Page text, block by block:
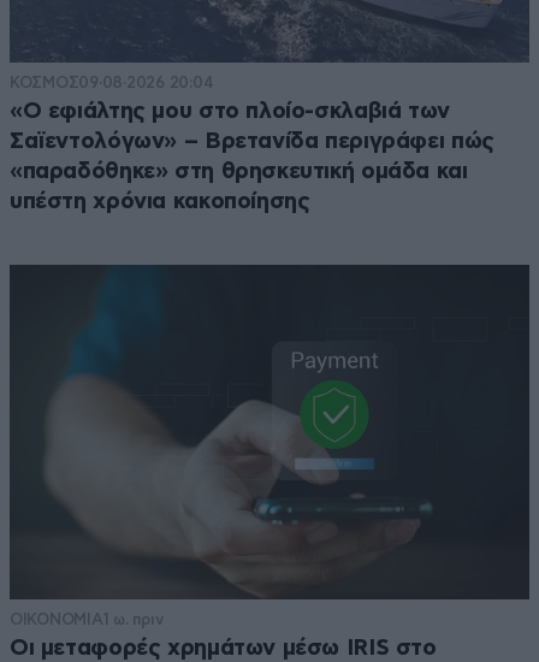
ΚΟΣΜΟΣ09·08·2026 20:04
«Ο εφιάλτης μου στο πλοίο-σκλαβιά των
Σαϊεντολόγων» – Βρετανίδα περιγράφει πώς
«παραδόθηκε» στη θρησκευτική ομάδα και
υπέστη χρόνια κακοποίησης
ΟΙΚΟΝΟΜΙΑ1 ω. πριν
Οι μεταφορές χρημάτων μέσω IRIS στο